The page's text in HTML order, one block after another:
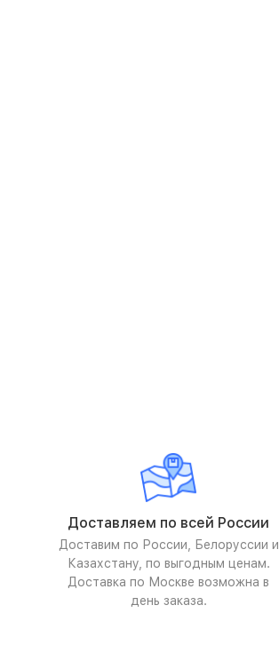
Доставляем по всей России
Доставим по России, Белоруссии и
Казахстану, по выгодным ценам.
Доставка по Москве возможна в
день заказа.